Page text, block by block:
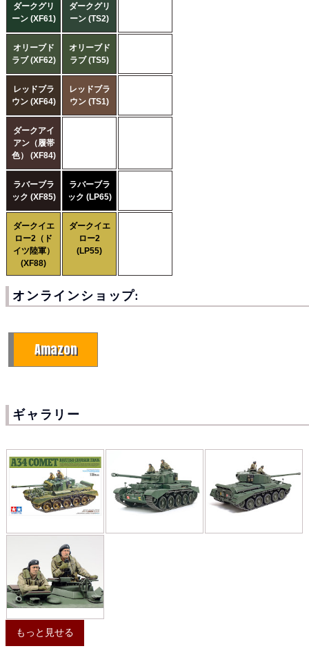
ダークグリ
ーン (XF61)
ダークグリ
ーン (TS2)
オリーブド
ラブ (XF62)
オリーブド
ラブ (TS5)
レッドブラ
ウン (XF64)
レッドブラ
ウン (TS1)
ダークアイ
アン（履帯
色） (XF84)
ラバーブラ
ック (XF85)
ラバーブラ
ック (LP65)
ダークイエ
ロー2（ド
イツ陸軍）
(XF88)
ダークイエ
ロー2
(LP55)
オンラインショップ:
Amazon
ギャラリー
もっと見せる